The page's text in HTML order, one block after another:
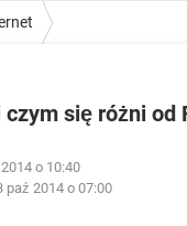
się różni od
o 10:40
paź 2014 o 07:00